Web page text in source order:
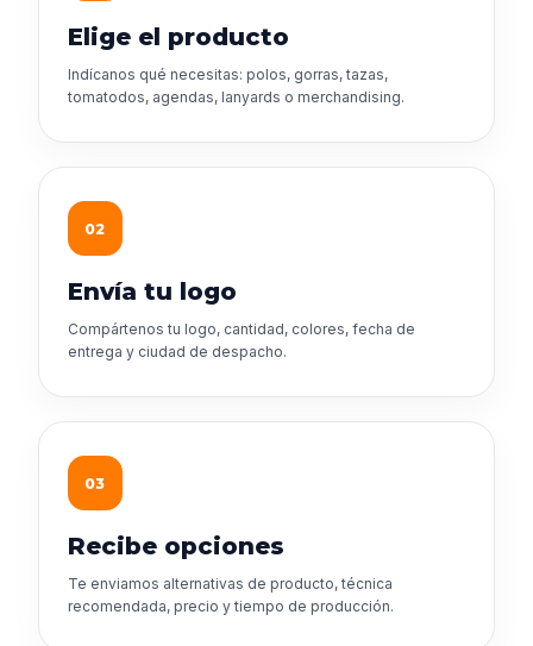
Elige el producto
Indícanos qué necesitas: polos, gorras, tazas,
tomatodos, agendas, lanyards o merchandising.
02
Envía tu logo
Compártenos tu logo, cantidad, colores, fecha de
entrega y ciudad de despacho.
03
Recibe opciones
Te enviamos alternativas de producto, técnica
recomendada, precio y tiempo de producción.